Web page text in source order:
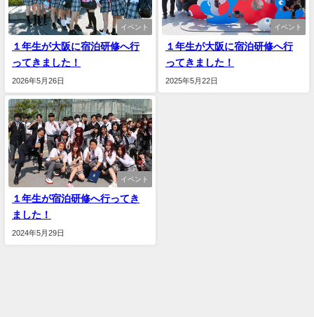
イベント
１年生が大阪に宿泊研修へ行
ってきました！
2026年5月26日
イベント
１年生が大阪に宿泊研修へ行
ってきました！
2025年5月22日
イベント
１年生が宿泊研修へ行ってき
ました！
2024年5月29日